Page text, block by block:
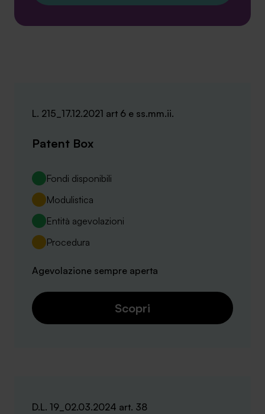
L. 215_17.12.2021 art 6 e ss.mm.ii.
Patent Box
Fondi disponibili
Modulistica
Entità agevolazioni
Procedura
Agevolazione sempre aperta
Scopri
D.L. 19_02.03.2024 art. 38